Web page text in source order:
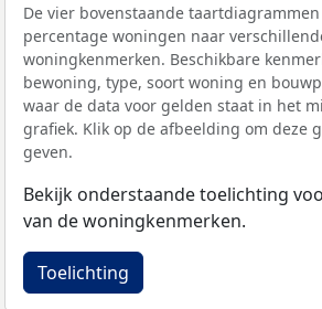
De vier bovenstaande
percentage woningen naar
woningkenmerken. Beschikbare
bewoning, type, soort woning en
waar de data voor gelden staat in het
grafiek. Klik op de afbeelding om deze
geven.
Bekijk onderstaande toelichting
van de woningkenmerken.
Toelichting